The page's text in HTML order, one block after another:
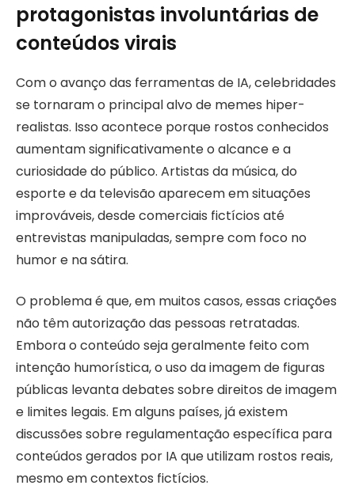
protagonistas involuntárias de
conteúdos virais
Com o avanço das ferramentas de IA, celebridades
se tornaram o principal alvo de memes hiper-
realistas. Isso acontece porque rostos conhecidos
aumentam significativamente o alcance e a
curiosidade do público. Artistas da música, do
esporte e da televisão aparecem em situações
improváveis, desde comerciais fictícios até
entrevistas manipuladas, sempre com foco no
humor e na sátira.
O problema é que, em muitos casos, essas criações
não têm autorização das pessoas retratadas.
Embora o conteúdo seja geralmente feito com
intenção humorística, o uso da imagem de figuras
públicas levanta debates sobre direitos de imagem
e limites legais. Em alguns países, já existem
discussões sobre regulamentação específica para
conteúdos gerados por IA que utilizam rostos reais,
mesmo em contextos fictícios.